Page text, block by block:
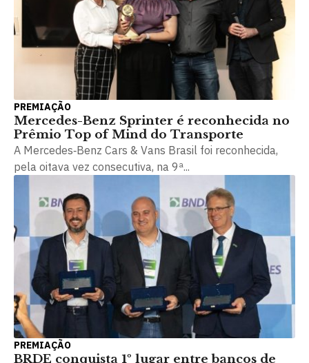
PREMIAÇÃO
Mercedes-Benz Sprinter é reconhecida no
Prêmio Top of Mind do Transporte
A Mercedes‑Benz Cars & Vans Brasil foi reconhecida,
pela oitava vez consecutiva, na 9ª...
PREMIAÇÃO
BRDE conquista 1º lugar entre bancos de